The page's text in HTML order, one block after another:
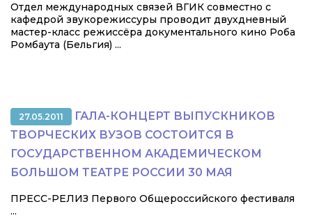
Отдел международных связей ВГИК совместно с
кафедрой звукорежиссуры проводит двухдневный
мастер-класс режиссёра документального кино Роба
Ромбаута (Бельгия) ...
27.05.2011
ГАЛА-КОНЦЕРТ ВЫПУСКНИКОВ
ТВОРЧЕСКИХ ВУЗОВ СОСТОИТСЯ В
ГОСУДАРСТВЕННОМ АКАДЕМИЧЕСКОМ
БОЛЬШОМ ТЕАТРЕ РОССИИ 30 МАЯ
ПРЕСС-РЕЛИЗ Первого Общероссийского фестиваля
...